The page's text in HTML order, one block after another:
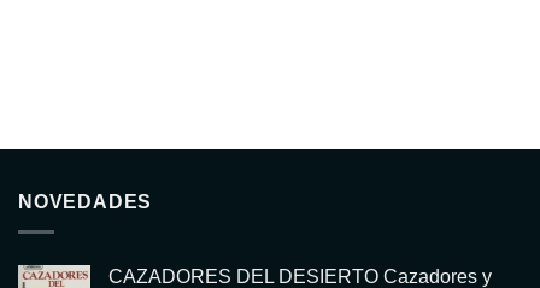
NOVEDADES
CAZADORES DEL DESIERTO Cazadores y